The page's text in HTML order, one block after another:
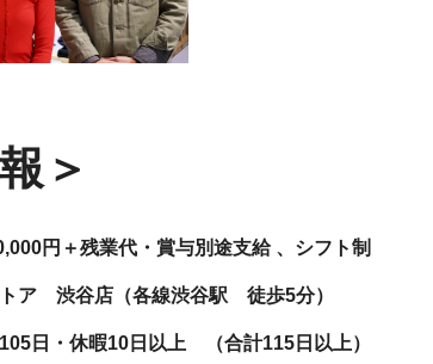
＞
円＋残業代・賞与別途支給 、シフト制
トア 渋谷店（各線渋谷駅 徒歩5分）
日・休暇10日以上 （合計115日以上）